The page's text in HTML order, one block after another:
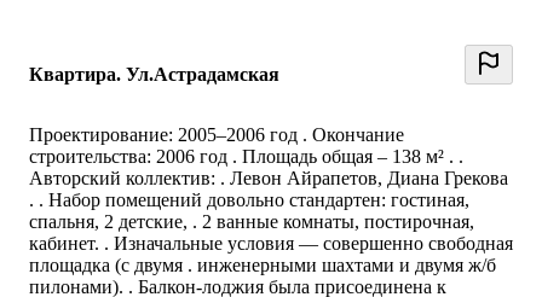
Квартира. Ул.Астрадамская
Проектирование: 2005–2006 год . Окончание
строительства: 2006 год . Площадь общая – 138 м² . .
Авторский коллектив: . Левон Айрапетов, Диана Грекова
. . Набор помещений довольно стандартен: гостиная,
спальня, 2 детские, . 2 ванные комнаты, постирочная,
кабинет. . Изначальные условия — совершенно свободная
площадка (с двумя . инженерными шахтами и двумя ж/б
пилонами). . Балкон-лоджия была присоединена к